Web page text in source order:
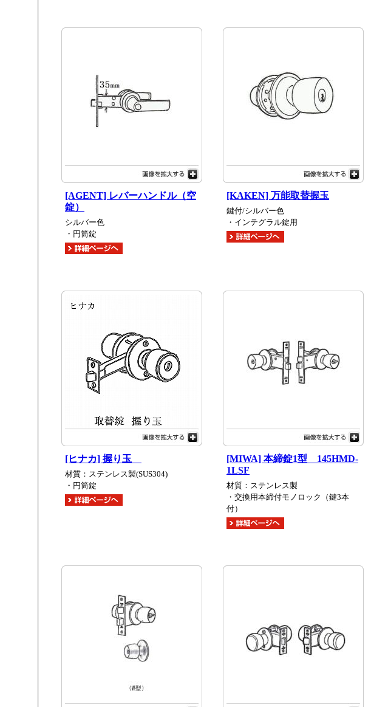
[AGENT] レバーハンドル（空
錠）
シルバー色
・円筒錠
[KAKEN] 万能取替握玉
鍵付/シルバー色
・インテグラル錠用
[ヒナカ] 握り玉
材質：ステンレス製(SUS304)
・円筒錠
[MIWA] 本締錠1型 145HMD-
1LSF
材質：ステンレス製
・交換用本締付モノロック（鍵3本
付）